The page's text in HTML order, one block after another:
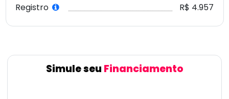
Registro
R$ 4.957
Simule seu Financiamento